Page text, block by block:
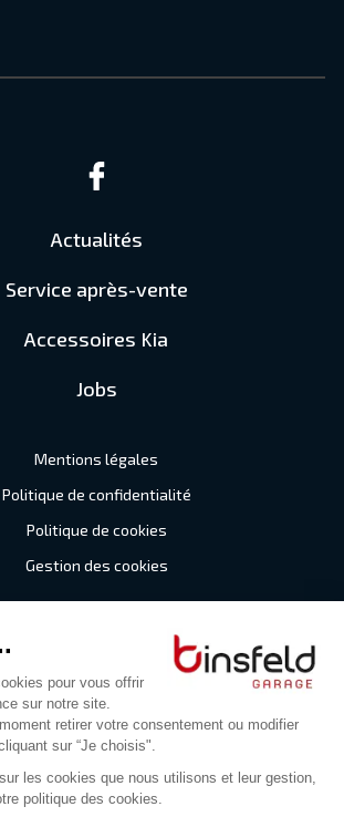
Actualités
Service après-vente
Accessoires Kia
Jobs
Mentions légales
Politique de confidentialité
Politique de cookies
Gestion des cookies
Digitalised by